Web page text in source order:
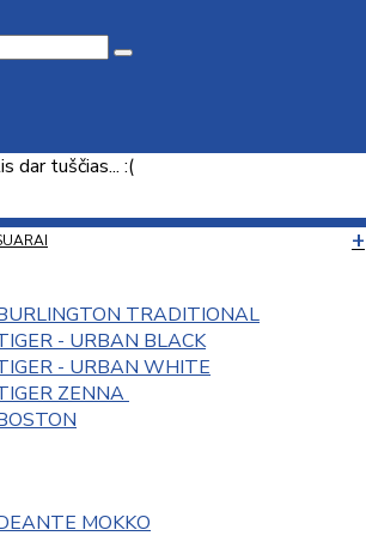
dar tuščias... :(
TRADITIONAL
- URBAN BLACK
- URBAN WHITE
ZENNA
MOKKO